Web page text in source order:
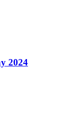
2024